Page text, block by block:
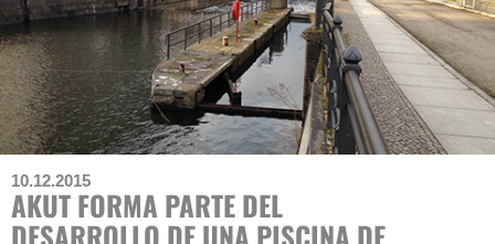
10.12.2015
AKUT FORMA PARTE DEL
DESARROLLO DE UNA PISCINA DE